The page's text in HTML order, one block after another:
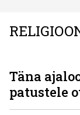
Täna
patustele